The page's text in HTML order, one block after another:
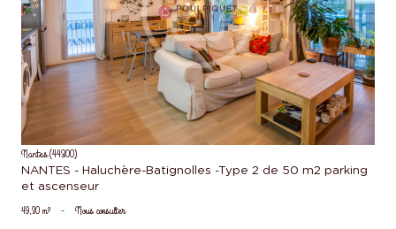
voir le bien
Nantes (44300)
NANTES - Haluchère-Batignolles -Type 2 de 50 m2 parking
et ascenseur
49,30 m²
- Nous consulter